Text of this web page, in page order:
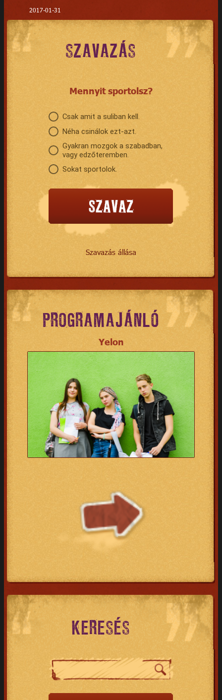
2017-01-31
SZAVAZÁS
Mennyit sportolsz?
Csak amit a suliban kell.
Néha csinálok ezt-azt.
Gyakran mozgok a szabadban,
vagy edzőteremben.
Sokat sportolok.
Szavazás állása
PROGRAMAJÁNLÓ
Yelon
KERESÉS